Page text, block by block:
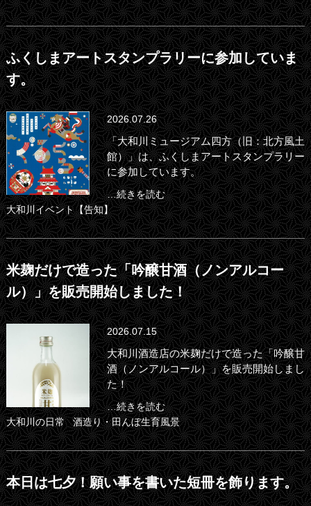
ふくしまアートスタンプラリーに参加していま
す。
2026.07.26
「大和川ミュージアム四方（旧：北方風土
館）」は、ふくしまアートスタンプラリー
に参加しています。
…続きを読む
大和川イベント【告知】
米麹だけで造った「吟醸甘酒（ノンアルコー
ル）」を販売開始しました！
2026.07.15
大和川酒造店の米麹だけで造った「吟醸甘
酒（ノンアルコール）」を販売開始しまし
た！
…続きを読む
大和川の日常
酒造り・田んぼ生育風景
本日は七夕！願い事を書いた短冊を飾ります。